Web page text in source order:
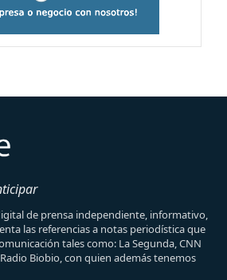
de prensa independiente, informativo,
las referencias a notas periodística que
tales como: La Segunda, CNN
Radio Biobio, con quien además tenemos